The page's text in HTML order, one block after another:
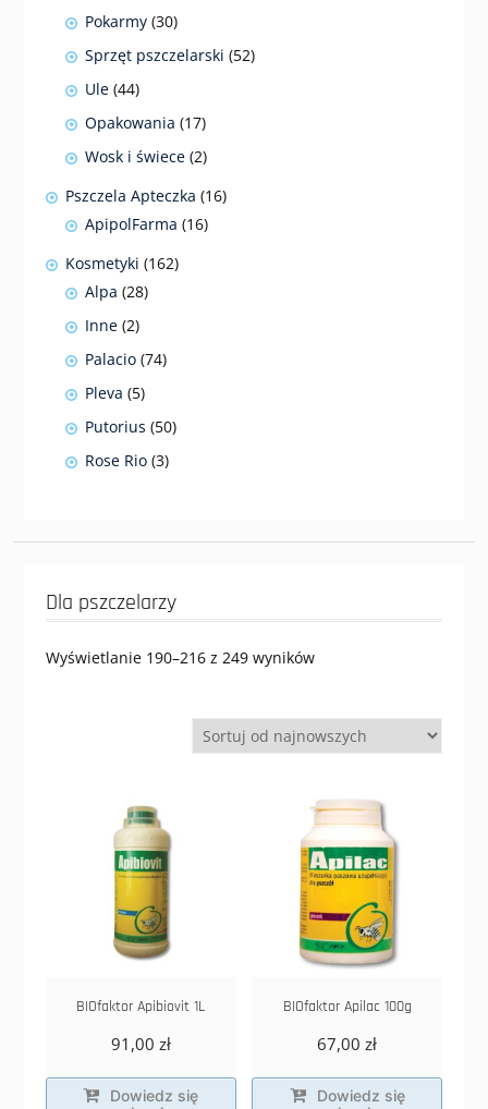
Dla pszczelarzy
Wyświetlanie 190–216 z 249 wynikówPosortowane
BIOfaktor Apibiovit 1L
91,00 zł
Dowiedz się
BIOfaktor Apilac 100g
67,00zł
Dowiedz się
Pokarmy 3030
Sprzęt pszczelarski 5252
Ule 4444
Opakowania 1717
Wosk i świece 22
Pszczela Apteczka 1616
ApipolFarma 1616
Kosmetyki 162162
Alpa 2828
Inne 22
Palacio 7474
Pleva 55
Putorius 5050
Rose Rio 33